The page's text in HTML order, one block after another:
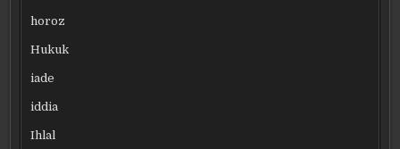
horoz
Hukuk
iade
iddia
Ihlal